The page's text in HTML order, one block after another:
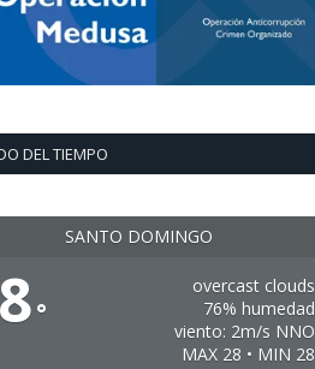
DEL TIEMPO
SANTO DOMINGO
°
overcast clouds
76% humedad
viento: 2m/s NNO
MAX 28 • MIN 28